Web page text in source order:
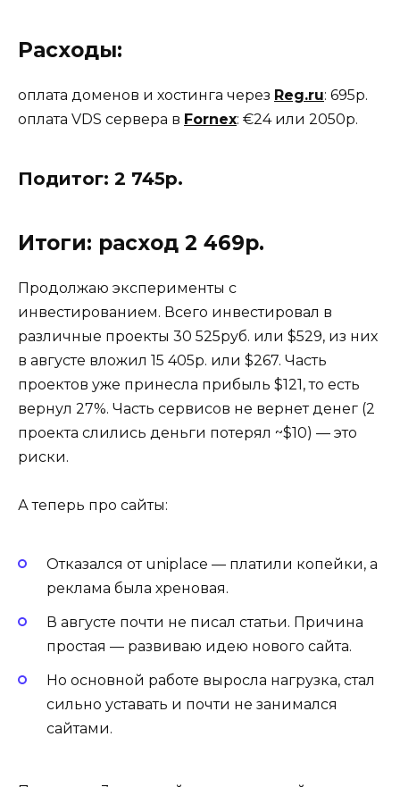
Расходы:
оплата доменов и хостинга через Reg.ru: 695р.
оплата VDS сервера в Fornex: €24 или 2050р.
Подитог: 2 745р.
Итоги: расход 2 469р.
Продолжаю эксперименты с
инвестированием. Всего инвестировал в
различные проекты 30 525руб. или $529, из них
в августе вложил 15 405р. или $267. Часть
проектов уже принесла прибыль $121, то есть
вернул 27%. Часть сервисов не вернет денег (2
проекта слились деньги потерял ~$10) — это
риски.
А теперь про сайты:
Отказался от uniplace — платили копейки, а
реклама была хреновая.
В августе почти не писал статьи. Причина
простая — развиваю идею нового сайта.
Но основной работе выросла нагрузка, стал
сильно уставать и почти не занимался
сайтами.